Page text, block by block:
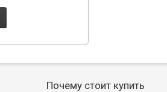
Почему стоит купить